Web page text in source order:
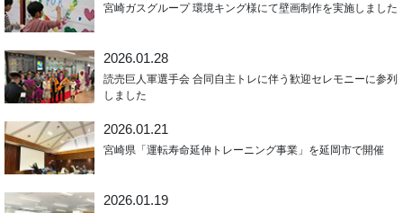
宮崎ガスグループ 環境キング様にて壁画制作を実施しました
2026.01.28
読売巨人軍選手会 合同自主トレに伴う歓迎セレモニーに参列
しました
2026.01.21
宮崎県「運転寿命延伸トレーニング事業」を延岡市で開催
2026.01.19